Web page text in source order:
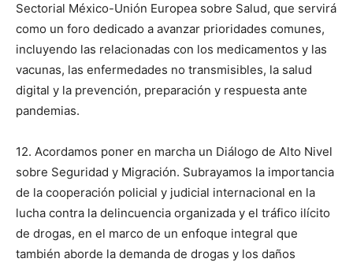
Sectorial México-Unión Europea sobre Salud, que servirá
como un foro dedicado a avanzar prioridades comunes,
incluyendo las relacionadas con los medicamentos y las
vacunas, las enfermedades no transmisibles, la salud
digital y la prevención, preparación y respuesta ante
pandemias.
12. Acordamos poner en marcha un Diálogo de Alto Nivel
sobre Seguridad y Migración. Subrayamos la importancia
de la cooperación policial y judicial internacional en la
lucha contra la delincuencia organizada y el tráfico ilícito
de drogas, en el marco de un enfoque integral que
también aborde la demanda de drogas y los daños